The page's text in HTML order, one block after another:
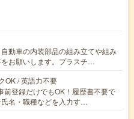
動車の内装部品の組み立てや組み
お願いします。プラスチ…
OK / 英語力不要
登録だけでもOK！履歴書不要で
名・職種などを入力す…